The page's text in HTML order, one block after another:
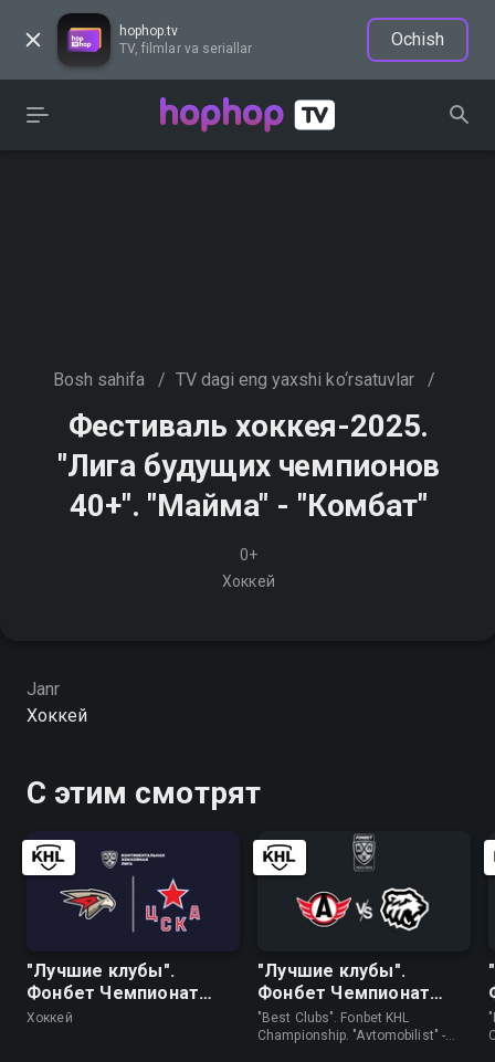
hophop.tv
TV, filmlar va seriallar
Ochish
Bosh sahifa / TV dagi eng yaxshi ko‘rsatuvlar /
Фестиваль хоккея-2025.
"Лига будущих чемпионов
40+". "Майма" - "Комбат"
0+
Хоккей
Janr
Хоккей
С этим смотрят
"Лучшие клубы".
Фонбет Чемпионат
КХЛ. "Авангард" - ЦСКА
Хоккей
"Лучшие клубы".
Фонбет Чемпионат
КХЛ. "Автомобилист" -
"Трактор"
"Best Clubs". Fonbet KHL
Championship. "Avtomobilist" -